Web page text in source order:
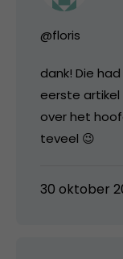
@floris
dank! Die
eerste artikel
over het
teveel 😉
30 oktober